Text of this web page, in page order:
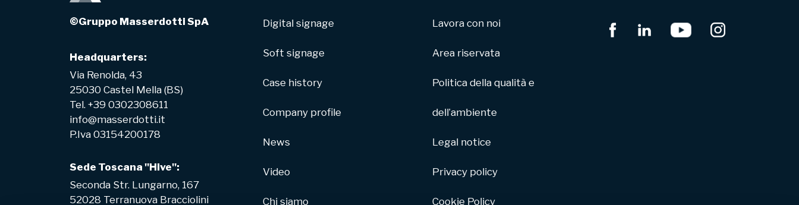
©Gruppo Masserdotti SpA
Headquarters:
Via Renolda, 43
25030 Castel Mella (BS)
Tel. +39 0302308611
info@masserdotti.it
P.Iva 03154200178
Sede Toscana "Hive":
Seconda Str. Lungarno, 167
52028 Terranuova Bracciolini
Digital signage
Soft signage
Case history
Company profile
News
Video
Chi siamo
Lavora con noi
Area riservata
Politica della qualità e
dell’ambiente
Legal notice
Privacy policy
Cookie Policy